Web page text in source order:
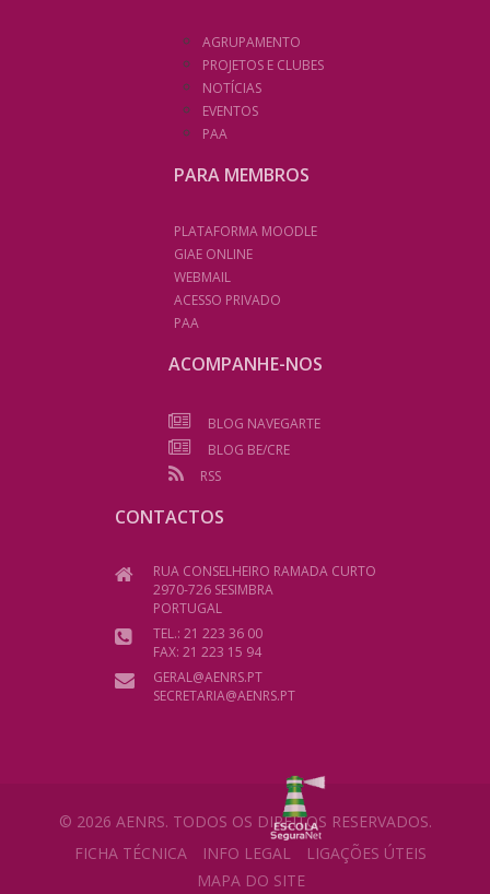
AGRUPAMENTO
PROJETOS E CLUBES
NOTÍCIAS
EVENTOS
PAA
PARA MEMBROS
PLATAFORMA MOODLE
GIAE ONLINE
WEBMAIL
ACESSO PRIVADO
PAA
ACOMPANHE-NOS
BLOG NAVEGARTE
BLOG BE/CRE
RSS
CONTACTOS
RUA CONSELHEIRO RAMADA CURTO
2970-726 SESIMBRA
PORTUGAL
TEL.: 21 223 36 00
FAX: 21 223 15 94
GERAL@AENRS.PT
SECRETARIA@AENRS.PT
© 2026 AENRS. TODOS OS DIREITOS RESERVADOS.
FICHA TÉCNICA
INFO LEGAL
LIGAÇÕES ÚTEIS
MAPA DO SITE